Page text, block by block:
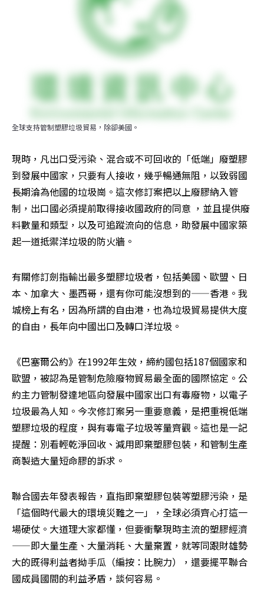
全球支持管制塑膠垃圾貿易，除卻美國。
現時，凡出口受污染、混合或不可回收的「低端」廢塑膠
到發展中國家，只要有人接收，幾乎暢通無阻，以致弱國
長期淪為他國的垃圾崗。這次修訂案把以上廢膠納入管
制，出口國必須提前取得接收國政府的同意 ，並且提供廢
料數量和類型，以及可追蹤流向的信息，助發展中國家築
起一道抵禦洋垃圾的防火牆。
有關修訂劍指輸出最多塑膠垃圾者，包括美國、歐盟、日
本、加拿大、墨西哥，還有你可能沒想到的——香港。我
城榜上有名，因為所謂的自由港，也為垃圾貿易提供大度
的自由，長年向中國出口及轉口洋垃圾。
《巴塞爾公約》在1992年生效，締約國包括187個國家和
歐盟，被認為是管制危險廢物貿易最全面的國際協定。公
約主力管制發達地區向發展中國家出口有毒廢物，以電子
垃圾最為人知。今次修訂案另一重要意義，是把重視低端
塑膠垃圾的程度，與有毒電子垃圾等量齊觀。這也是一記
提醒：別看輕乾淨回收、減用即棄塑膠包裝，和管制生產
商製造大量短命膠的訴求。
聯合國去年發表報告，直指即棄塑膠包裝等塑膠污染，是
「這個時代最大的環境災難之一」，全球必須齊心打這一
場硬仗。大道理大家都懂，但要衝擊現時主流的塑膠經濟
——即大量生產、大量消耗、大量棄置，就等同跟財雄勢
大的既得利益者拗手瓜（編按：比腕力），還要擺平聯合
國成員國間的利益矛盾，談何容易。